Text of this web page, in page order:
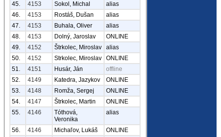
45.
4153 Sokol, Michal
alias
46.
4153 Rostáš, Dušan
alias
47.
4153 Buhala, Oliver
alias
48.
4153 Dolný, Jaroslav
ONLINE
49.
4152 Štrkolec, Miroslav
alias
50.
4152 Strkolec, Miroslav
ONLINE
51.
4151 Husár, Ján
offline
52.
4149 Katedra, Jazykov
ONLINE
53.
4148 Romža, Sergej
ONLINE
54.
4147 Štrkolec, Martin
ONLINE
55.
4146
Tóthová,
Veronika
alias
56. 4146 Michaľov, Lukáš
ONLINE